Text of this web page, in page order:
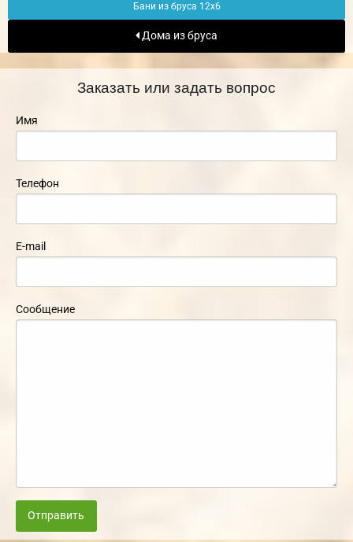
Бани из бруса 12х6
Дома из бруса
Заказать или задать вопрос
Имя
Телефон
E-mail
Сообщение
Отправить